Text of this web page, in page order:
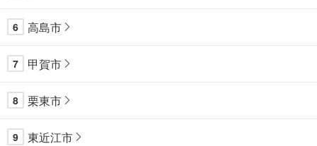
6 高島市
7 甲賀市
8 栗東市
9 東近江市